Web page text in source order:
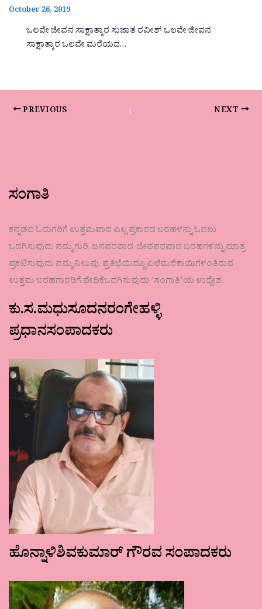
October 26, 2019
ಒಲವೇ ಜೀವನ ಸಾಕ್ಷಾತ್ಕಾರ ಸುಜಾತ ರವೀಶ್ ಒಲವೇ ಜೀವನ
ಸಾಕ್ಷಾತ್ಕಾರ ಒಲವೇ ಮರೆಯದ…
PREVIOUS NEXT
ಸಂಗಾತಿ
ಕನ್ನಡದ ಓದುಗರಿಗೆ ಉತ್ತಮವಾದ ಎಲ್ಲ ಪ್ರಕಾರದ ಬರಹಳನ್ನು ಓದಲು
ಒದಗಿಸುವುದು ನಮ್ಮ ಗುರಿ. ಜನಪರವಾದ, ಜೀವಪರವಾದ ಬರಹಗಳನ್ನು ಮಾತ್ರ
ಪ್ರಕಟಿಸುವುದು ನಮ್ಮ ನಿಲುವು. ಪ್ರತಿಭೆಯಿದ್ದೂ ಎಲೆಮರೆಕಾಯಿಗಳಂತಿರುವ
ಉತ್ತಮ ಬರಹಗಾರರಿಗೆ ವೇದಿಕೆಒದಗಿಸುವುದು ʼಸಂಗಾತಿʼಯ ಉದ್ದೇಶ.
ಕು.ಸ.ಮಧುಸೂದನರಂಗೇಹಳ್ಳಿ
ಪ್ರಧಾನಸಂಪಾದಕರು
ಹೊನ್ನಾಳಿಶಿವಕುಮಾರ್ ಗೌರವ ಸಂಪಾದಕರು